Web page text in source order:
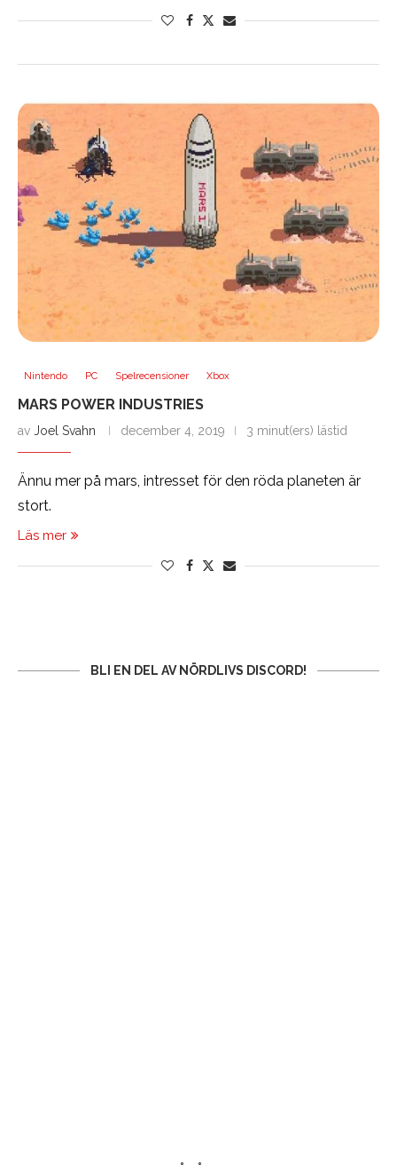
Nintendo PC Spelrecensioner Xbox
MARS POWER INDUSTRIES
av Joel Svahn december 4, 2019 3 minut(ers) lästid
Ännu mer på mars, intresset för den röda planeten är
stort.
Läs mer
BLI EN DEL AV NÖRDLIVS DISCORD!